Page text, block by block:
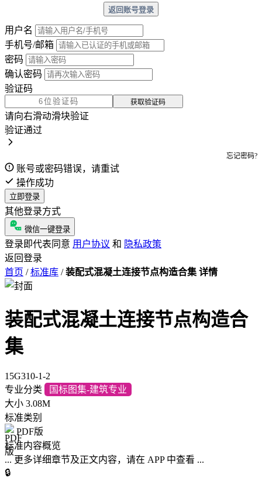
返回账号登录
用户名
手机号/邮箱
密码
确认密码
验证码
获取验证码
请向右滑动滑块验证
验证通过
忘记密码?
账号或密码错误，请重试
操作成功
立即登录
其他登录方式
微信一键登录
登录即代表同意 用户协议 和 隐私政策
返回登录
首页 / 标准库 / 装配式混凝土连接节点构造合集 详情
装配式混凝土连接节点构造合
集
15G310-1-2
专业分类
国标图集-建筑专业
大小 3.08M
标准类别
PDF版
标准内容概览
... 更多详细章节及正文内容，请在 APP 中查看 ...
🔒